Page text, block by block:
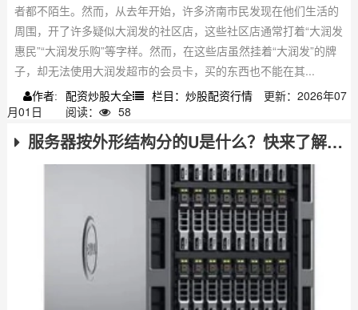
者都不陌生。然而，从去年开始，许多济南市民发现在他们生活的
周围，开了许多疑似大润发的社区店，这些社区店通常打着“大润发
惠民”“大润发乐购”等字样。然而，在这些店虽然挂着“大润发”的牌
子，却无法使用大润发超市的会员卡，买的东西也不能在其...
作者: 配资炒股大全 栏目：炒股配资行情
更新：2026年07
月01日
阅读： 58
服务器按外形结构分的U是什么？快来了解服务器那些事儿